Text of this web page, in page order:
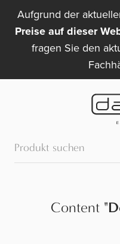
Aufgrund der
Preise auf dieser
fragen Sie den
Content "